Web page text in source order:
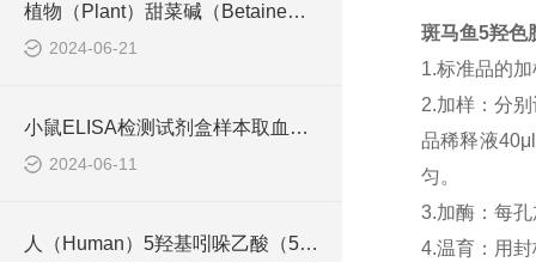
植物（Plant）甜菜碱（Betaine） ELISA检测试剂盒 使用说明书
2024-06-21
小鼠ELISA检测试剂盒样本取血操作步骤以及注意事项
2024-06-11
人（Human）5羟基吲哚乙酸（5-HIAA） ELISA检测试剂盒原理是什么
斑马鱼5羟色
1.标准品的
2.加样：分
品稀释液
匀。
3.加酶：每
4.温育：用